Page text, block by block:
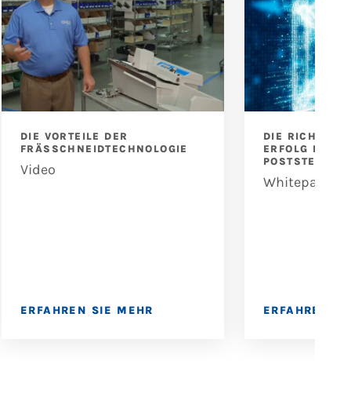
DIE VORTEILE DER
FRÄSSCHNEIDTECHNOLOGIE
Video
ERFAHREN SIE MEHR
DIE
ERFOLG IM
Whitepaper
ERFAHREN